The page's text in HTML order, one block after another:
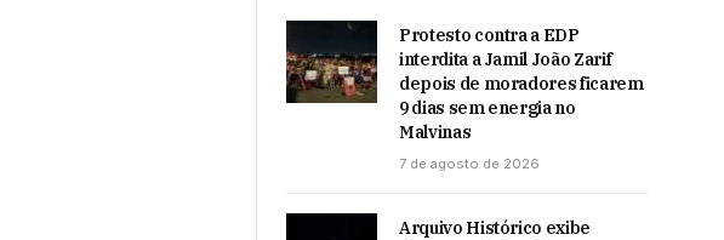
Protesto contra a EDP
interdita a Jamil João Zarif
depois de moradores ficarem
9 dias sem energia no
Malvinas
7 de agosto de 2026
Arquivo Histórico exibe